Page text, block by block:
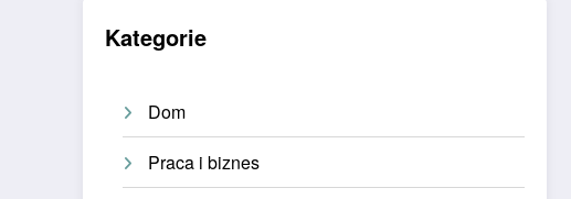
Kategorie
Dom
Praca i biznes